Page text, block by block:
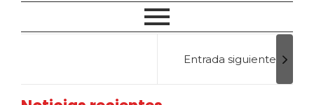
Entrada siguiente